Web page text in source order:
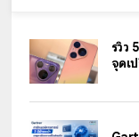
รีวิว
จุดเ